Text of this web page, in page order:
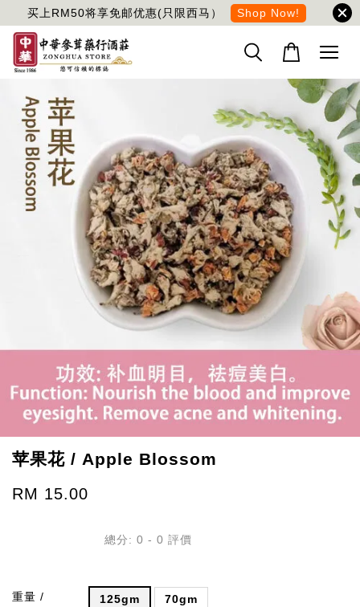
买上RM50将享免邮优惠(只限西马） Shop Now!
苹果花 / Apple Blossom
RM 15.00
總分: 0 - 0 評價
重量 /
125gm 70gm